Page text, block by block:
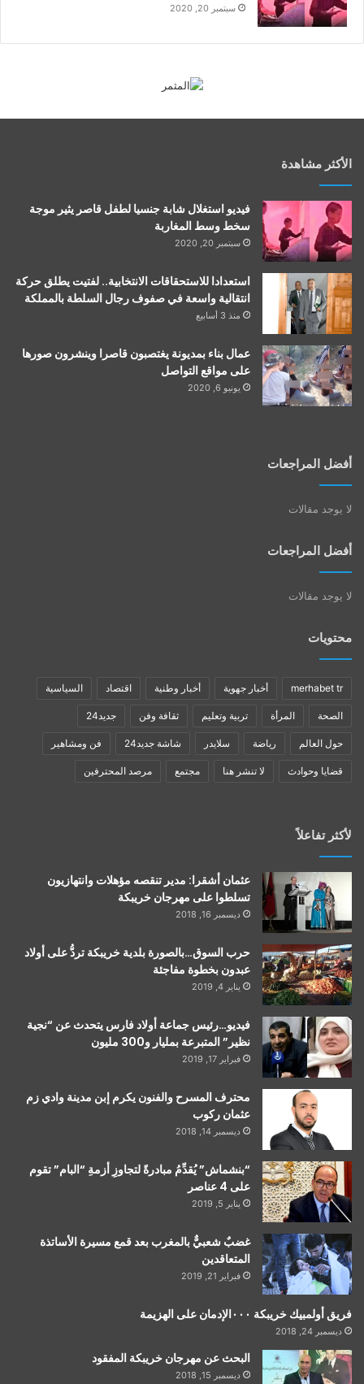
سبتمبر 20, 2020
الأكثر مشاهدة
فيديو استغلال شابة جنسيا لطفل قاصر يثير موجة
سخط وسط المغاربة
سبتمبر 20, 2020
استعدادا للاستحقاقات الانتخابية.. لفتيت يطلق حركة
انتقالية واسعة في صفوف رجال السلطة بالمملكة
منذ 3 أسابيع
عمال بناء بمديونة يغتصبون قاصرا وينشرون صورها
على مواقع التواصل
يونيو 6, 2020
أفضل المراجعات
لا يوجد مقالات
أفضل المراجعات
لا يوجد مقالات
محتويات
merhabet tr أخبار جهوية أخبار وطنية اقتصاد السياسية
الصحة المرأة تربية وتعليم ثقافة وفن جديد24
حول العالم رياضة سلايدر شاشة جديد24 فن ومشاهير
قضايا وحوادث لا تنشر هنا مجتمع مرصد المحترفين
لأكثر تفاعلاً
عثمان أشقرا: مدير تنقصه مؤهلات وانتهازيون
تسلطوا على مهرجان خريبكة
ديسمبر 16, 2018
حرب السوق…بالصورة بلدية خريبكة تردُّ على أولاد
عبدون بخطوة مفاجئة
يناير 4, 2019
فيديو…رئيس جماعة أولاد فارس يتحدث عن “نجية
نظير” المتبرعة بمليار و300 مليون
فبراير 17, 2019
محترف المسرح والفنون يكرم إبن مدينة وادي زم
عثمان ركوب
ديسمبر 14, 2018
“بنشماش” يُقدِّمُ مبادرةً لتجاوزِ أزمةِ “البام” تقوم
على 4 عناصر
يناير 5, 2019
غضبٌ شعبيٌّ بالمغرب بعد قمع مسيرة الأساتذة
المتعاقدين
فبراير 21, 2019
فريق أولمبيك خريبكة ٠٠٠الإدمان على الهزيمة
ديسمبر 24, 2018
البحث عن مهرجان خريبكة المفقود
ديسمبر 15, 2018